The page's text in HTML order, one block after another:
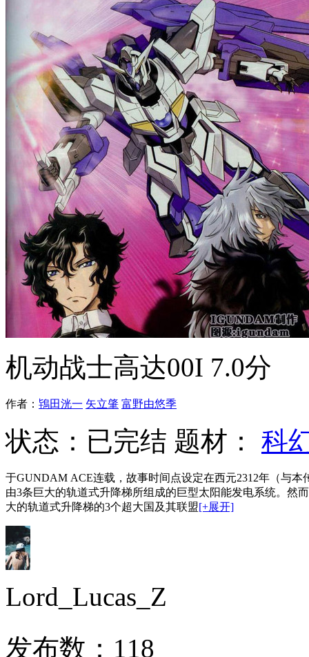
机动战士高达00I 7.0分
作者： 鴇田洸一 矢立肇 富野由悠季
状态： 已完结 题材： 科
于GUNDAM ACE连载，故事时间点设定在西元2312年（与本传第二季相同）。 由于化石燃料的枯竭，
由3条巨大的轨道式升降梯所组成的巨型太阳能发电系统。然而，
大的轨道式升降梯的3个超大国及其联盟[+展开]
Lord_Lucas_Z
发布数： 118